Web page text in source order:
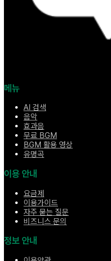
메뉴
AI 검색
음악
효과음
무료 BGM
BGM 활용 영상
유명곡
이용 안내
요금제
이용가이드
자주 묻는 질문
비즈니스 문의
정보 안내